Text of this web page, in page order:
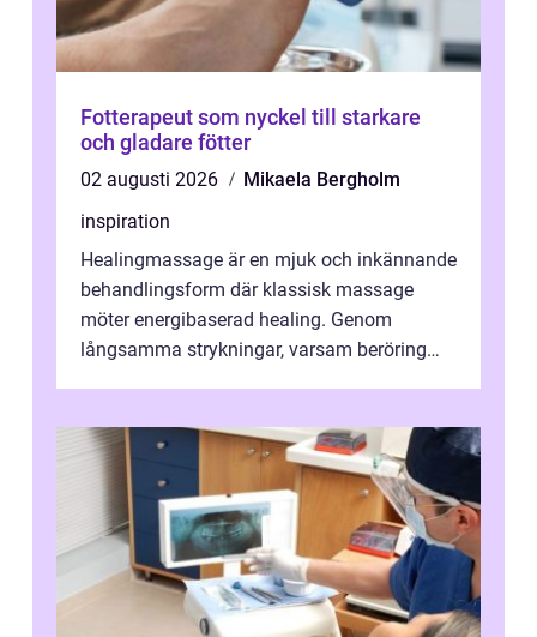
Fotterapeut som nyckel till starkare
och gladare fötter
02 augusti 2026
Mikaela Bergholm
inspiration
Healingmassage är en mjuk och inkännande
behandlingsform där klassisk massage
möter energibaserad healing. Genom
långsamma strykningar, varsam beröring